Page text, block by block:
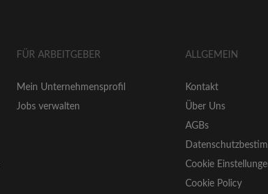
FÜR ARBEITGEBER
Mein Unternehmensprofil
Jobs verwalten
ALLGEMEIN
Kontakt
Über Uns
AGBs
Cookie
Cookie Policy